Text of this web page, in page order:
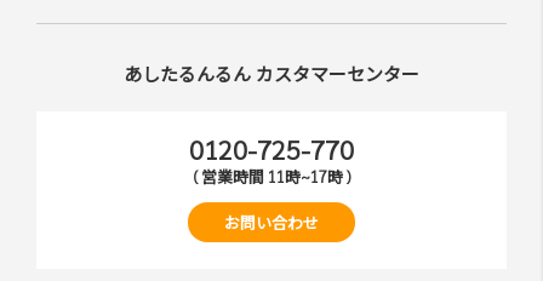
あしたるんるん カスタマーセンター
0120-725-770
( 営業時間 11時~17時 )
お問い合わせ